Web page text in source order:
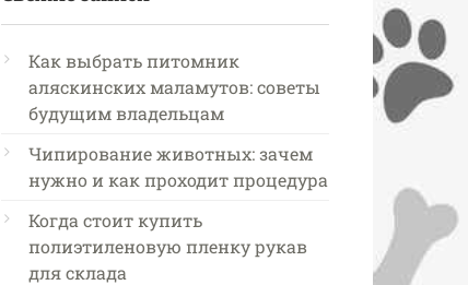
Как выбрать питомник
аляскинских маламутов: советы
будущим владельцам
Чипирование животных: зачем
нужно и как проходит процедура
Когда стоит купить
полиэтиленовую пленку рукав
для склада